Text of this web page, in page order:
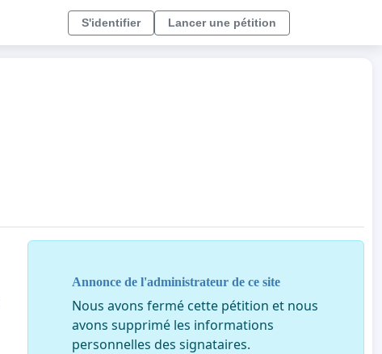
S'identifier Lancer une pétition
Annonce de l'administrateur de ce site
Nous avons fermé cette pétition et nous
avons supprimé les informations
personnelles des signataires.